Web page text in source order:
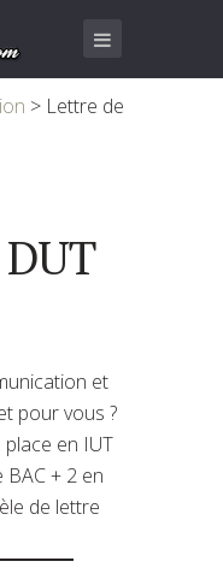
> Lettre de
et
pour vous ?
en IUT
+ 2 en
de lettre